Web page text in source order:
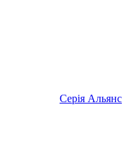
Серія Альянс